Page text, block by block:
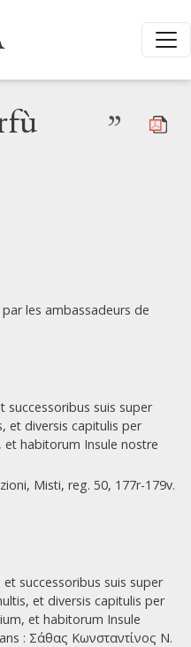
”
les ambassadeurs de
successoribus suis super
et diversis capitulis per
habitorum Insule nostre
Misti, reg. 50, 177r-179v.
successoribus suis super
et diversis capitulis per
et habitorum Insule
: Σάθας Κωνσταντίνος Ν.